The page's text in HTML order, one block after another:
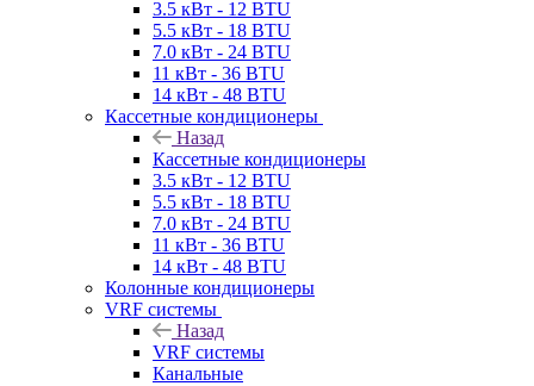
3.5 кВт - 12 BTU
5.5 кВт - 18 BTU
7.0 кВт - 24 BTU
11 кВт - 36 BTU
14 кВт - 48 BTU
Кассетные кондиционеры
Назад
Кассетные кондиционеры
3.5 кВт - 12 BTU
5.5 кВт - 18 BTU
7.0 кВт - 24 BTU
11 кВт - 36 BTU
14 кВт - 48 BTU
Колонные кондиционеры
VRF системы
Назад
VRF системы
Канальные